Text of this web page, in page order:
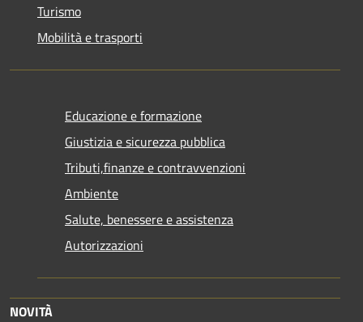
Turismo
Mobilità e trasporti
Educazione e formazione
Giustizia e sicurezza pubblica
Tributi,finanze e contravvenzioni
Ambiente
Salute, benessere e assistenza
Autorizzazioni
NOVITÀ